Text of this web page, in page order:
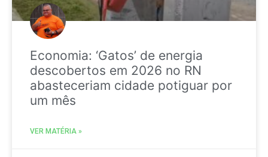
Economia: ‘Gatos’ de energia
descobertos em 2026 no RN
abasteceriam cidade potiguar por
um mês
VER MATÉRIA »